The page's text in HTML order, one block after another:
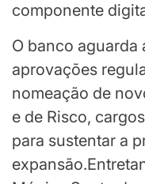
componente
O banco aguarda
aprovações
nomeação de
e de Risco,
para sustentar a